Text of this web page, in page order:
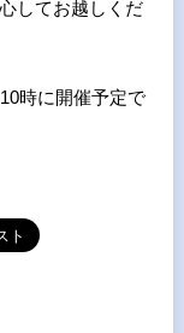
してお越しくだ
時に開催予定で